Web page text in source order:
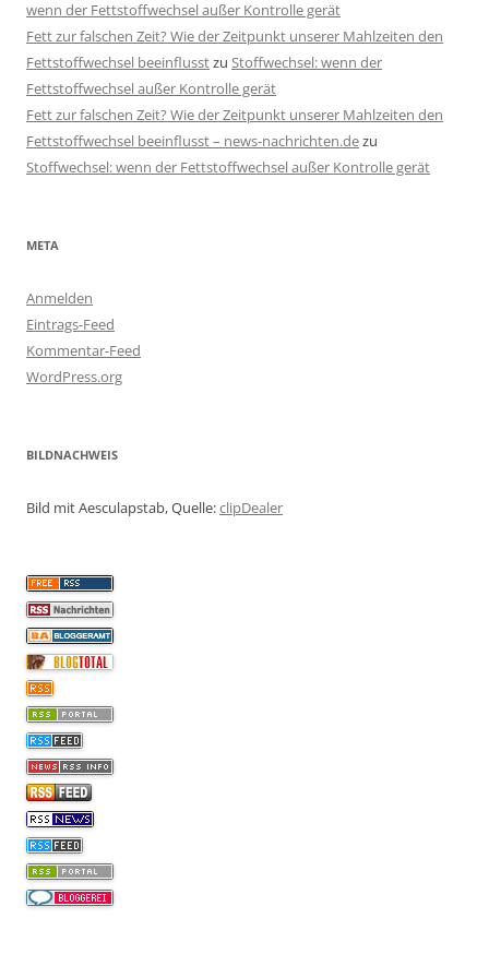
wenn der Fettstoffwechsel außer Kontrolle gerät
Fett zur falschen Zeit? Wie der Zeitpunkt unserer Mahlzeiten den
Fettstoffwechsel beeinflusstzu Stoffwechsel: wenn der
Fettstoffwechsel außer Kontrolle gerät
Fett zur falschen Zeit? Wie der Zeitpunkt unserer Mahlzeiten den
Fettstoffwechsel beeinflusst – news-nachrichten.dezu
Stoffwechsel: wenn der Fettstoffwechsel außer Kontrolle gerät
META
Anmelden
Eintrags-Feed
Kommentar-Feed
WordPress.org
BILDNACHWEIS
Bild mit Aesculapstab, Quelle:clipDealer